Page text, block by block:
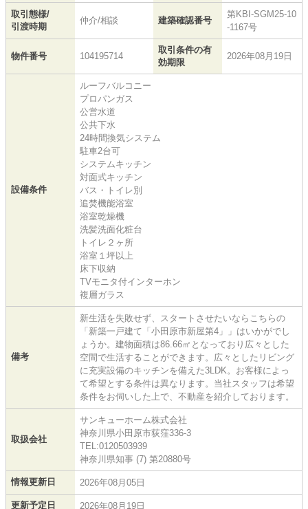
取引態様/
引渡時期
仲介/相談 建築確認番号
第KBI-SGM25-10
-1167号
物件番号 104195714
取引条件の有
効期限
2026年08月19日
設備条件
ルーフバルコニー
プロパンガス
公営水道
公共下水
24時間換気システム
駐車2台可
システムキッチン
対面式キッチン
バス・トイレ別
追焚機能浴室
浴室乾燥機
洗髪洗面化粧台
トイレ２ヶ所
浴室１坪以上
床下収納
TVモニタ付インターホン
複層ガラス
備考
新生活を失敗せず、スタートさせたいならこちらの
「新築一戸建て「小田原市新屋第4」」はいかがでし
ょうか。建物面積は86.66㎡となっており広々とした
空間で生活することができます。広々としたリビング
に充実設備のキッチンを備えた3LDK。お客様によっ
て希望とする条件は異なります。当社スタッフは希望
条件をお伺いした上で、不動産を紹介しております。
取扱会社
サンキューホーム株式会社
神奈川県小田原市荻窪336-3
TEL:0120503939
神奈川県知事 (7) 第20880号
情報更新日 2026年08月05日
更新予定日 2026年08月19日